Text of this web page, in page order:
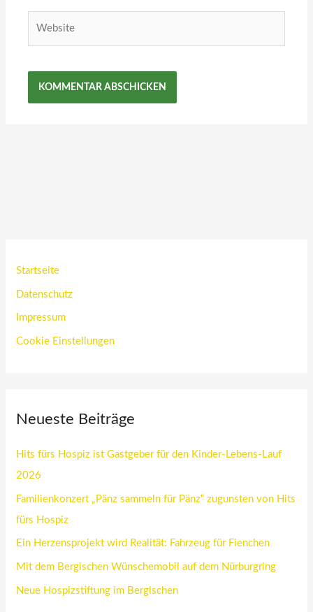
Startseite
Datenschutz
Impressum
Cookie Einstellungen
Neueste Beiträge
Hits fürs Hospiz ist Gastgeber für den Kinder-Lebens-Lauf
2026
Familienkonzert „Pänz sammeln für Pänz“ zugunsten von Hits
fürs Hospiz
Ein Herzensprojekt wird Realität: Fahrzeug für Fienchen
Mit dem Bergischen Wünschemobil auf dem Nürburgring
Neue Hospizstiftung im Bergischen